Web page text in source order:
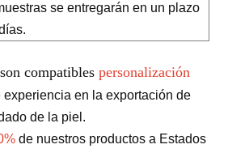
se entregarán en un plazo
compatibles personalización
experiencia en la exportación de
de la piel.
de nuestros productos a Estados